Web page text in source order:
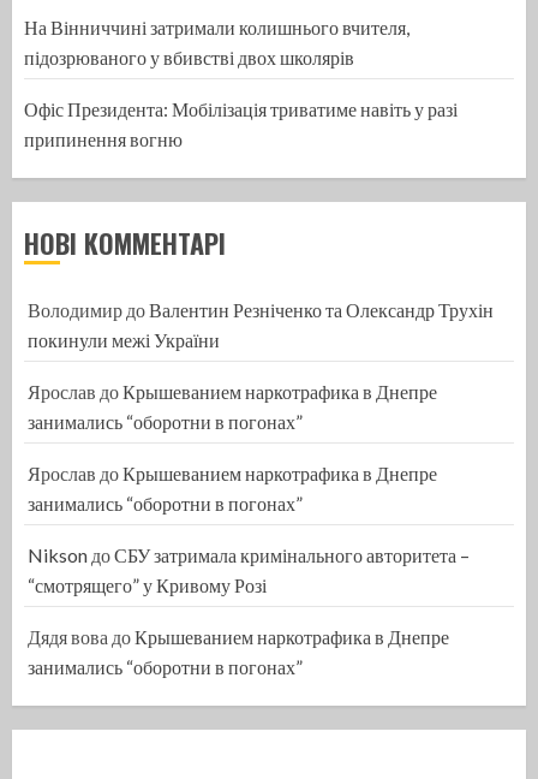
На Вінниччині затримали колишнього вчителя,
підозрюваного у вбивстві двох школярів
Офіс Президента: Мобілізація триватиме навіть у разі
припинення вогню
НОВІ КОММЕНТАРІ
Володимир доВалентин Резніченко та Олександр Трухін
покинули межі України
Ярослав доКрышеванием наркотрафика в Днепре
занимались “оборотни в погонах”
Ярослав доКрышеванием наркотрафика в Днепре
занимались “оборотни в погонах”
Nikson доСБУ затримала кримінального авторитета –
“смотрящего” у Кривому Розі
Дядя вова доКрышеванием наркотрафика в Днепре
занимались “оборотни в погонах”